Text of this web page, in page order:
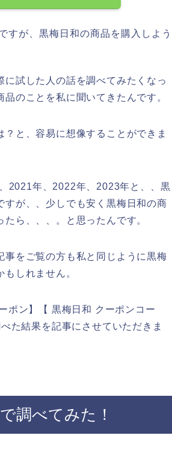
すが、黒梅日和の商品を購入しよう
試した人の話を調べてみたくなっ
のことを私に聞いてきたんです。
と、容易に想像することができま
2021年、2022年、2023年と、、黒
が、、少しでも安く黒梅日和の商
ら、、、。と思ったんです。
をご覧の方も私と同じように黒梅
しれません。
ポン】【 黒梅日和 クーポンコー
た結果を記事にさせていただきま
調べてみた！